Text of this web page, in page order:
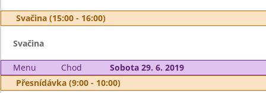
Svačina (15:00 - 16:00)
Svačina
Menu Chod
Sobota 29. 6. 2019
Přesnídávka (9:00 - 10:00)